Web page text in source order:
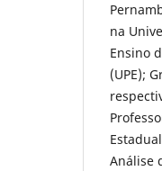
na
Ensino
(UPE);
Análise